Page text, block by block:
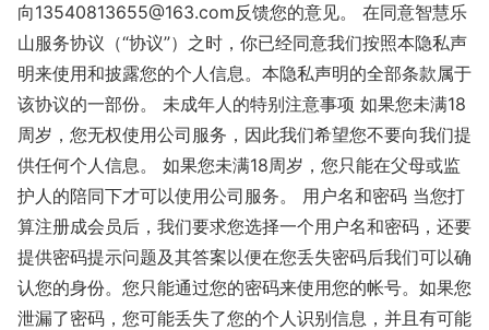
向13540813655@163.com反馈您的意见。 在同意智慧乐
山服务协议（“协议”）之时，你已经同意我们按照本隐私声
明来使用和披露您的个人信息。本隐私声明的全部条款属于
该协议的一部份。 未成年人的特别注意事项 如果您未满18
周岁，您无权使用公司服务，因此我们希望您不要向我们提
供任何个人信息。 如果您未满18周岁，您只能在父母或监
护人的陪同下才可以使用公司服务。 用户名和密码 当您打
算注册成会员后，我们要求您选择一个用户名和密码，还要
提供密码提示问题及其答案以便在您丢失密码后我们可以确
认您的身份。您只能通过您的密码来使用您的帐号。如果您
泄漏了密码，您可能丢失了您的个人识别信息，并且有可能